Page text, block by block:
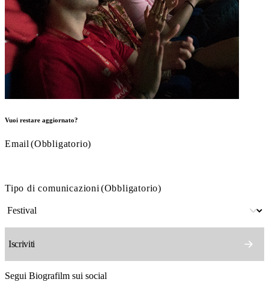
Vuoi restare aggiornato?
Email (Obbligatorio)
Tipo di comunicazioni (Obbligatorio)
Segui Biografilm sui social